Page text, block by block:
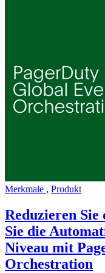
Merkmale , Produkt
Reduzieren
Sie die
Niveau mit
Orchestration